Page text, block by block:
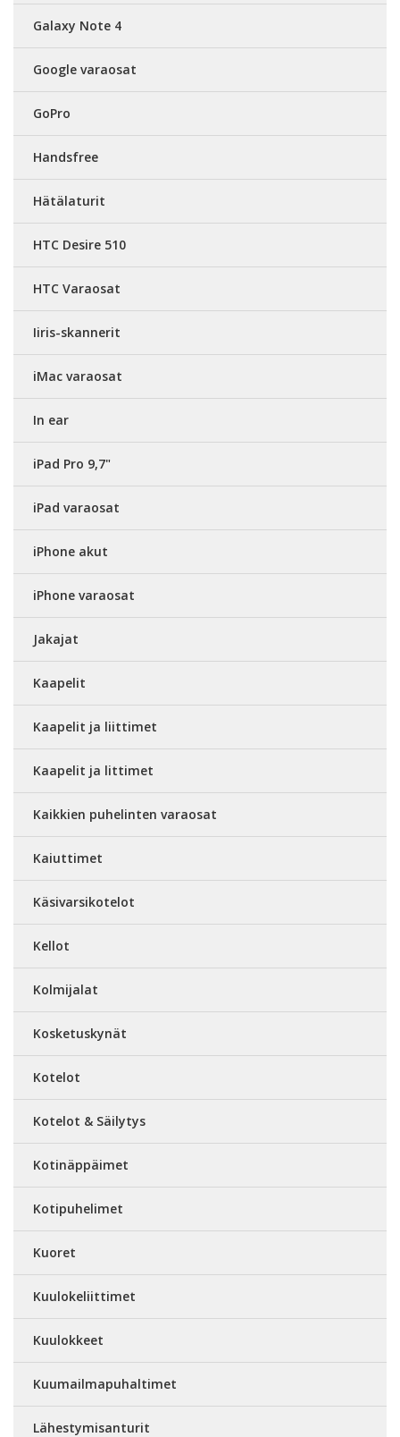
Galaxy Note 4
Google varaosat
GoPro
Handsfree
Hätälaturit
HTC Desire 510
HTC Varaosat
Iiris-skannerit
iMac varaosat
In ear
iPad Pro 9,7"
iPad varaosat
iPhone akut
iPhone varaosat
Jakajat
Kaapelit
Kaapelit ja liittimet
Kaapelit ja littimet
Kaikkien puhelinten varaosat
Kaiuttimet
Käsivarsikotelot
Kellot
Kolmijalat
Kosketuskynät
Kotelot
Kotelot & Säilytys
Kotinäppäimet
Kotipuhelimet
Kuoret
Kuulokeliittimet
Kuulokkeet
Kuumailmapuhaltimet
Lähestymisanturit